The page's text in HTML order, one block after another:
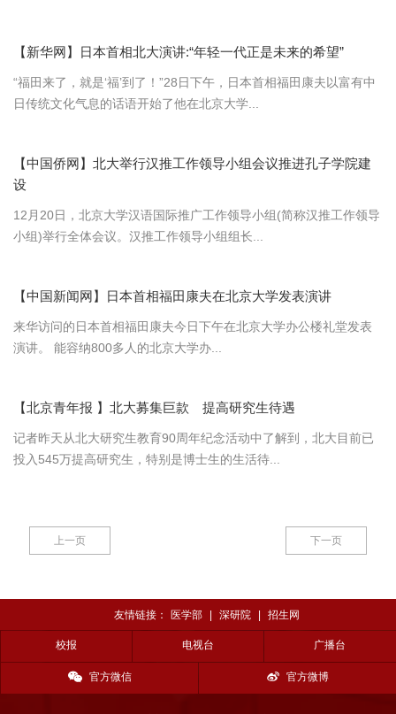
【新华网】日本首相北大演讲:“年轻一代正是未来的希望”
“福田来了，就是‘福’到了！”28日下午，日本首相福田康夫以富有中
日传统文化气息的话语开始了他在北京大学...
【中国侨网】北大举行汉推工作领导小组会议推进孔子学院建
设
12月20日，北京大学汉语国际推广工作领导小组(简称汉推工作领导
小组)举行全体会议。汉推工作领导小组组长...
【中国新闻网】日本首相福田康夫在北京大学发表演讲
来华访问的日本首相福田康夫今日下午在北京大学办公楼礼堂发表
演讲。 能容纳800多人的北京大学办...
【北京青年报 】北大募集巨款 提高研究生待遇
记者昨天从北大研究生教育90周年纪念活动中了解到，北大目前已
投入545万提高研究生，特别是博士生的生活待...
上一页 下一页
友情链接： 医学部 深研院 招生网
校报 电视台 广播台
官方微信 官方微博